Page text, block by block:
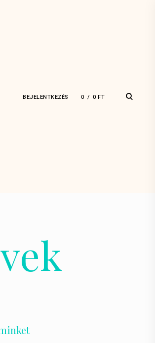
BEJELENTKEZÉS 0 0 FT
open